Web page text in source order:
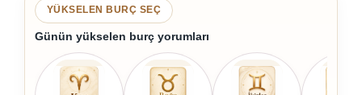
YÜKSELEN BURÇ SEÇ
Günün yükselen burç yorumları